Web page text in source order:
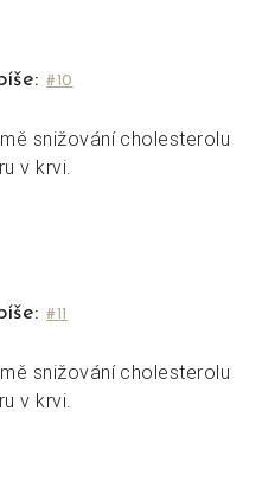
#10
snižování cholesterolu
v krvi.
#11
snižování cholesterolu
v krvi.